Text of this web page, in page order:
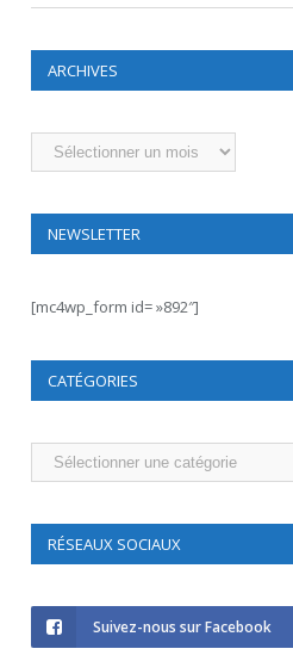
ARCHIVES
Archives
NEWSLETTER
[mc4wp_form id= »892″]
CATÉGORIES
Catégories
RÉSEAUX SOCIAUX
Suivez-nous sur Facebook